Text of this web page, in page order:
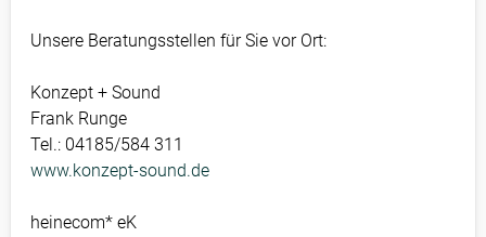
Unsere Beratungsstellen für Sie vor Ort:
Konzept + Sound
Frank Runge
Tel.: 04185/584 311
www.konzept-sound.de
heinecom* eK